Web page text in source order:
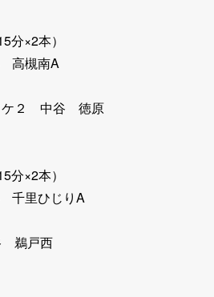
×2本）
高槻南A
２ 中谷 徳原
×2本）
里ひじりA
鵜戸西